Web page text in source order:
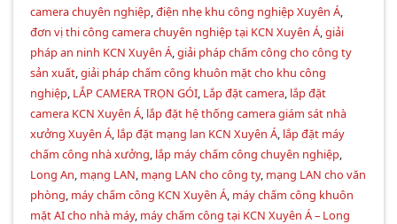
camera chuyên nghiệp ,điện nhẹ khu công nghiệp Xuyên Á
đơn vị thi công camera chuyên nghiệp tại KCN Xuyên Á ,giải
pháp an ninh KCN Xuyên Á ,giải pháp chấm công cho công ty
sản xuất ,giải pháp chấm công khuôn mặt cho khu công
nghiệp LẮP CAMERA TRỌN GÓI Lắp đặt camera lắp đặt
camera KCN Xuyên Á lắp đặt hệ thống camera giám sát nhà
xưởng Xuyên Á lắp đặt mạng lan KCN Xuyên Á lắp đặt máy
chấm công nhà xưởng lắp máy chấm công chuyên nghiệp
Long An mạng LAN mạng LAN cho công ty, mạng LAN cho văn
phòng máy chấm công KCN Xuyên Á máy chấm công khuôn
mặt AI cho nhà máy, máy chấm công tại KCN Xuyên Á – Long